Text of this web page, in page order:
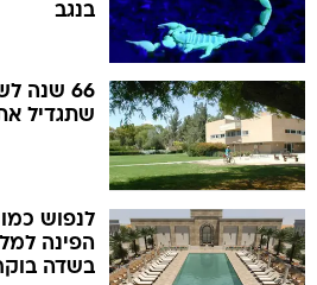
בנגב
66 שנה
שתגדיל את
לנפוש
הפינה
בשדה